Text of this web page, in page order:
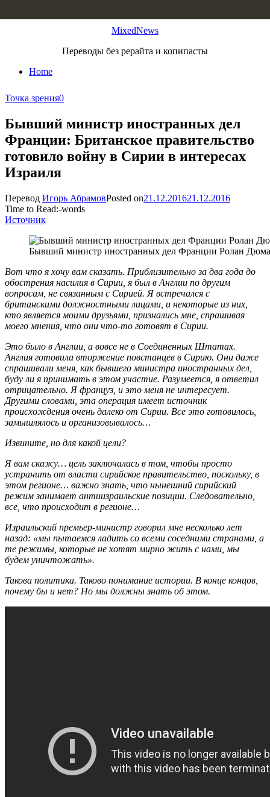
MixedNews
Переводы без рерайта и копипасты
Home
Точка зрения0
Бывший министр иностранных дел
Франции: Британское правительство
готовило войну в Сирии в интересах
Израиля
Перевод Игорь АбрамовPosted on21.12.201621.12.2016
Time to Read:-words
Источник
Бывший министр иностранных дел Франции Ролан Дюма
Вот что я хочу вам сказать. Приблизительно за два года до
обострения насилия в Сирии, я был в Англии по другим
вопросам, не связанным с Сирией. Я встречался с
британскими должностными лицами, и некоторые из них,
кто является моими друзьями, признались мне, спрашивая
моего мнения, что они что-то готовят в Сирии.
Это было в Англии, а вовсе не в Соединенных Штатах.
Англия готовила вторжение повстанцев в Сирию. Они даже
спрашивали меня, как бывшего министра иностранных дел,
буду ли я принимать в этом участие. Разумеется, я ответил
отрицательно. Я француз, и это меня не интересует.
Другими словами, эта операция имеет источник
происхождения очень далеко от Сирии. Все это готовилось,
замышлялось и организовывалось…
Извините, но для какой цели?
Я вам скажу… цель заключалась в том, чтобы просто
устранить от власти сирийское правительство, поскольку, в
этом регионе… важно знать, что нынешний сирийский
режим занимает антиизраильские позиции. Следовательно,
все, что происходит в регионе…
Израильский премьер-министр говорил мне несколько лет
назад: «мы пытаемся ладить со всеми соседними странами, а
те режимы, которые не хотят мирно жить с нами, мы
будем уничтожать».
Такова политика. Таково понимание истории. В конце концов,
почему бы и нет? Но мы должны знать об этом.